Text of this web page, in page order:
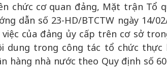
chức cơ quan đảng, Mặt trận Tổ
dẫn số 23-HD/BTCTW ngày 14/
của đảng ủy cấp trên cơ sở
dung trong công tác tổ chức thực
hàng nhà nước theo Quy định số